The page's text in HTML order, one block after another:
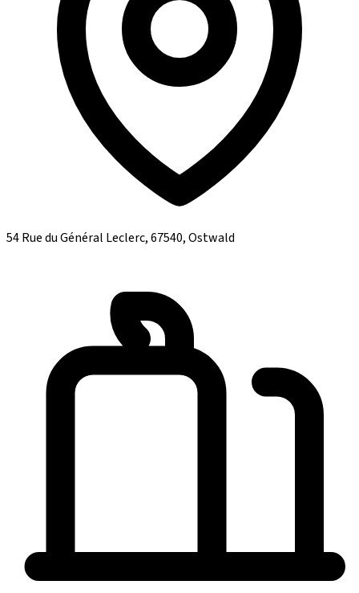
54 Rue du Général Leclerc, 67540, Ostwald